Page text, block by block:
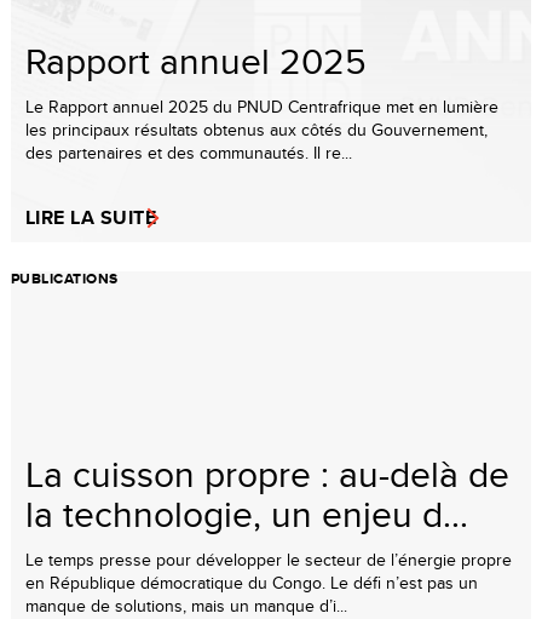
Rapport annuel 2025
Le Rapport annuel 2025 du PNUD Centrafrique met en lumière
les principaux résultats obtenus aux côtés du Gouvernement,
des partenaires et des communautés. Il re...
LIRE LA SUITE
PUBLICATIONS
La cuisson propre : au-delà de
la technologie, un enjeu d...
Le temps presse pour développer le secteur de l’énergie propre
en République démocratique du Congo. Le défi n’est pas un
manque de solutions, mais un manque d’i...